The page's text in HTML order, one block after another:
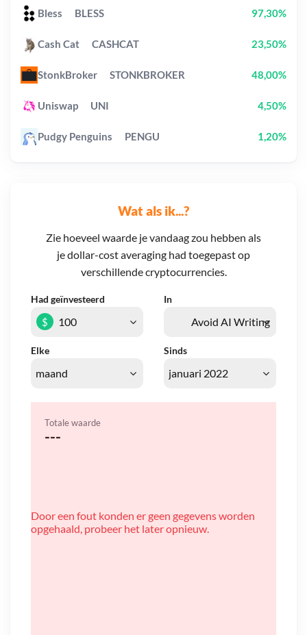
Wat als ik...?
Zie hoeveel waarde je vandaag zou hebben als
je dollar-cost averaging had toegepast op
verschillende cryptocurrencies.
Had geïnvesteerd In
Elke Sinds
$
Totale waarde
---
Door een fout konden er geen gegevens worden
opgehaald, probeer het later opnieuw.
Bless BLESS 97,30%
Cash Cat CASHCAT 23,50%
StonkBroker STONKBROKER 48,00%
Uniswap UNI 4,50%
Pudgy Penguins PENGU 1,20%